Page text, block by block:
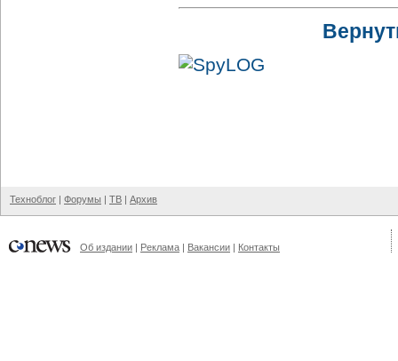
Техноблог | Форумы | ТВ | Архив
Об издании | Реклама | Вакансии | Контакты